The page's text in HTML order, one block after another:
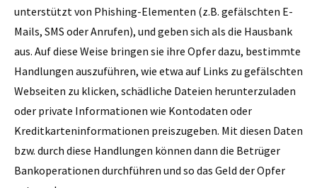
unterstützt von Phishing-Elementen (z.B. gefälschten E-
Mails, SMS oder Anrufen), und geben sich als die Hausbank
aus. Auf diese Weise bringen sie ihre Opfer dazu, bestimmte
Handlungen auszuführen, wie etwa auf Links zu gefälschten
Webseiten zu klicken, schädliche Dateien herunterzuladen
oder private Informationen wie Kontodaten oder
Kreditkarteninformationen preiszugeben. Mit diesen Daten
bzw. durch diese Handlungen können dann die Betrüger
Bankoperationen durchführen und so das Geld der Opfer